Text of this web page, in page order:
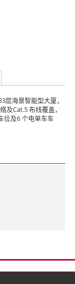
层海景智能型大厦，
及Cat.5 布线覆盖，
位及6 个电单车车